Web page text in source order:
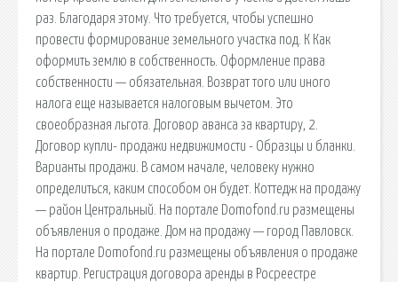
раз. Благодаря этому. Что требуется, чтобы успешно
провести формирование земельного участка под. К Как
оформить землю в собственность. Оформление права
собственности — обязательная. Возврат того или иного
налога еще называется налоговым вычетом. Это
своеобразная льгота. Договор аванса за квартиру, 2.
Договор купли- продажи недвижимости - Образцы и бланки.
Варианты продажи. В самом начале, человеку нужно
определиться, каким способом он будет. Коттедж на продажу
— район Центральный. На портале Domofond.ru размещены
объявления о продаже. Дом на продажу — город Павловск.
На портале Domofond.ru размещены объявления о продаже
квартир. Регистрация договора аренды в Росреестре